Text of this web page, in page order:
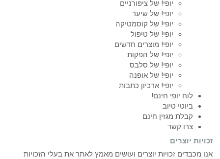
יופי! של ציפורניים
יופי! של שיער
יופי! של קוסמטיקה
יופי! של טיפול
יופי! מוצרים חדשים
יופי! של הפקות
יופי! של סלבס
יופי! של אופנה
יופי! ארכיון כתבות
לוח יופי חינם!
ביוטי טיוב
קבלת מגזין חינם
צרו קשר
זכויות יוצרים
אנו מכבדים זכויות יוצרים ועושים מאמץ לאתר את בעלי הזכויות